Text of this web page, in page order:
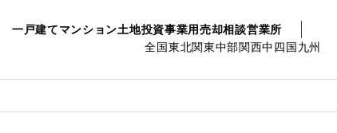
一戸建てマンション土地投資事業用売却相談営業所
全国東北関東中部関西中四国九州